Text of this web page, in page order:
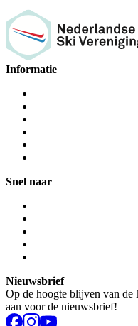
Informatie
Snel naar
Nieuwsbrief
Op de hoogte blijven van de
aan voor de nieuwsbrief!